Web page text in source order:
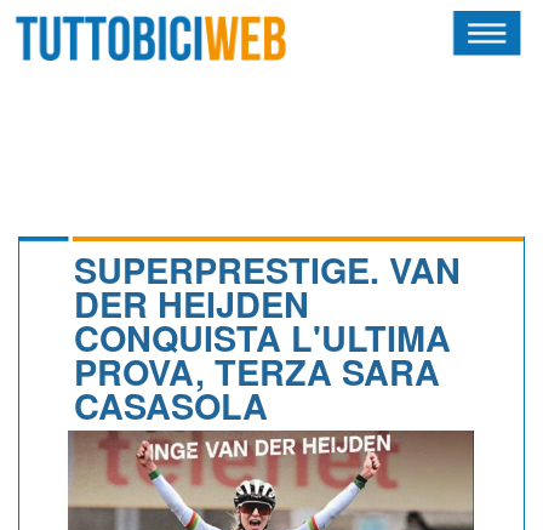
CALENDARIO
ALBI D'ORO
SUPERPRESTIGE. VAN
DER HEIJDEN
CONQUISTA L'ULTIMA
PROVA, TERZA SARA
CASASOLA